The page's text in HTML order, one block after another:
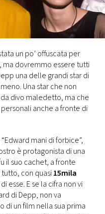
un po’ offuscata per
dovremmo essere tutti
una delle grandi star di
Una star che non
divo maledetto, ma che
anche a fronte di
mani di forbice”,
è protagonista di una
il suo cachet, a fronte
con quasi15mila
esse. E se la cifra non vi
di Depp, non va
di un film nella sua prima